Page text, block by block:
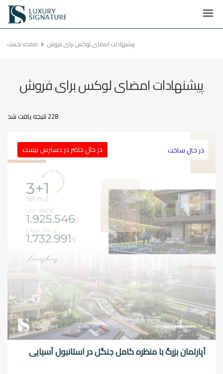
Luxury
Signature
صفحه نخست پیشنهادات امضای لوکس برای فروش
پیشنهادات امضای لوکس برای فروش
228 نتیجه یافت شد
در حال حاضر در دسترس نیست در حال ساخت
آپارتمان بزرگ با منظره کامل جنگل در استانبول آسیایی